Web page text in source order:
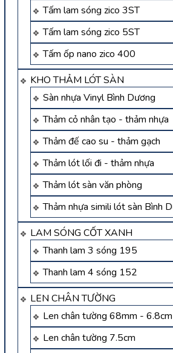
Tấm lam sóng zico 3ST
Tấm lam sóng zico 5ST
Tấm ốp nano zico 400
KHO THẢM LÓT SÀN
Sàn nhựa Vinyl Bình Dương
Thảm cỏ nhân tạo - thảm nhựa
Thảm đế cao su - thảm gạch
Thảm lót lối đi - thảm nhựa
Thảm lót sàn văn phòng
Thảm nhựa simili lót sàn Bình
LAM SÓNG CỐT XANH
Thanh lam 3 sóng 195
Thanh lam 4 sóng 152
LEN CHÂN TƯỜNG
Len chân tường 68mm - 6.8cm
Len chân tường 7.5cm